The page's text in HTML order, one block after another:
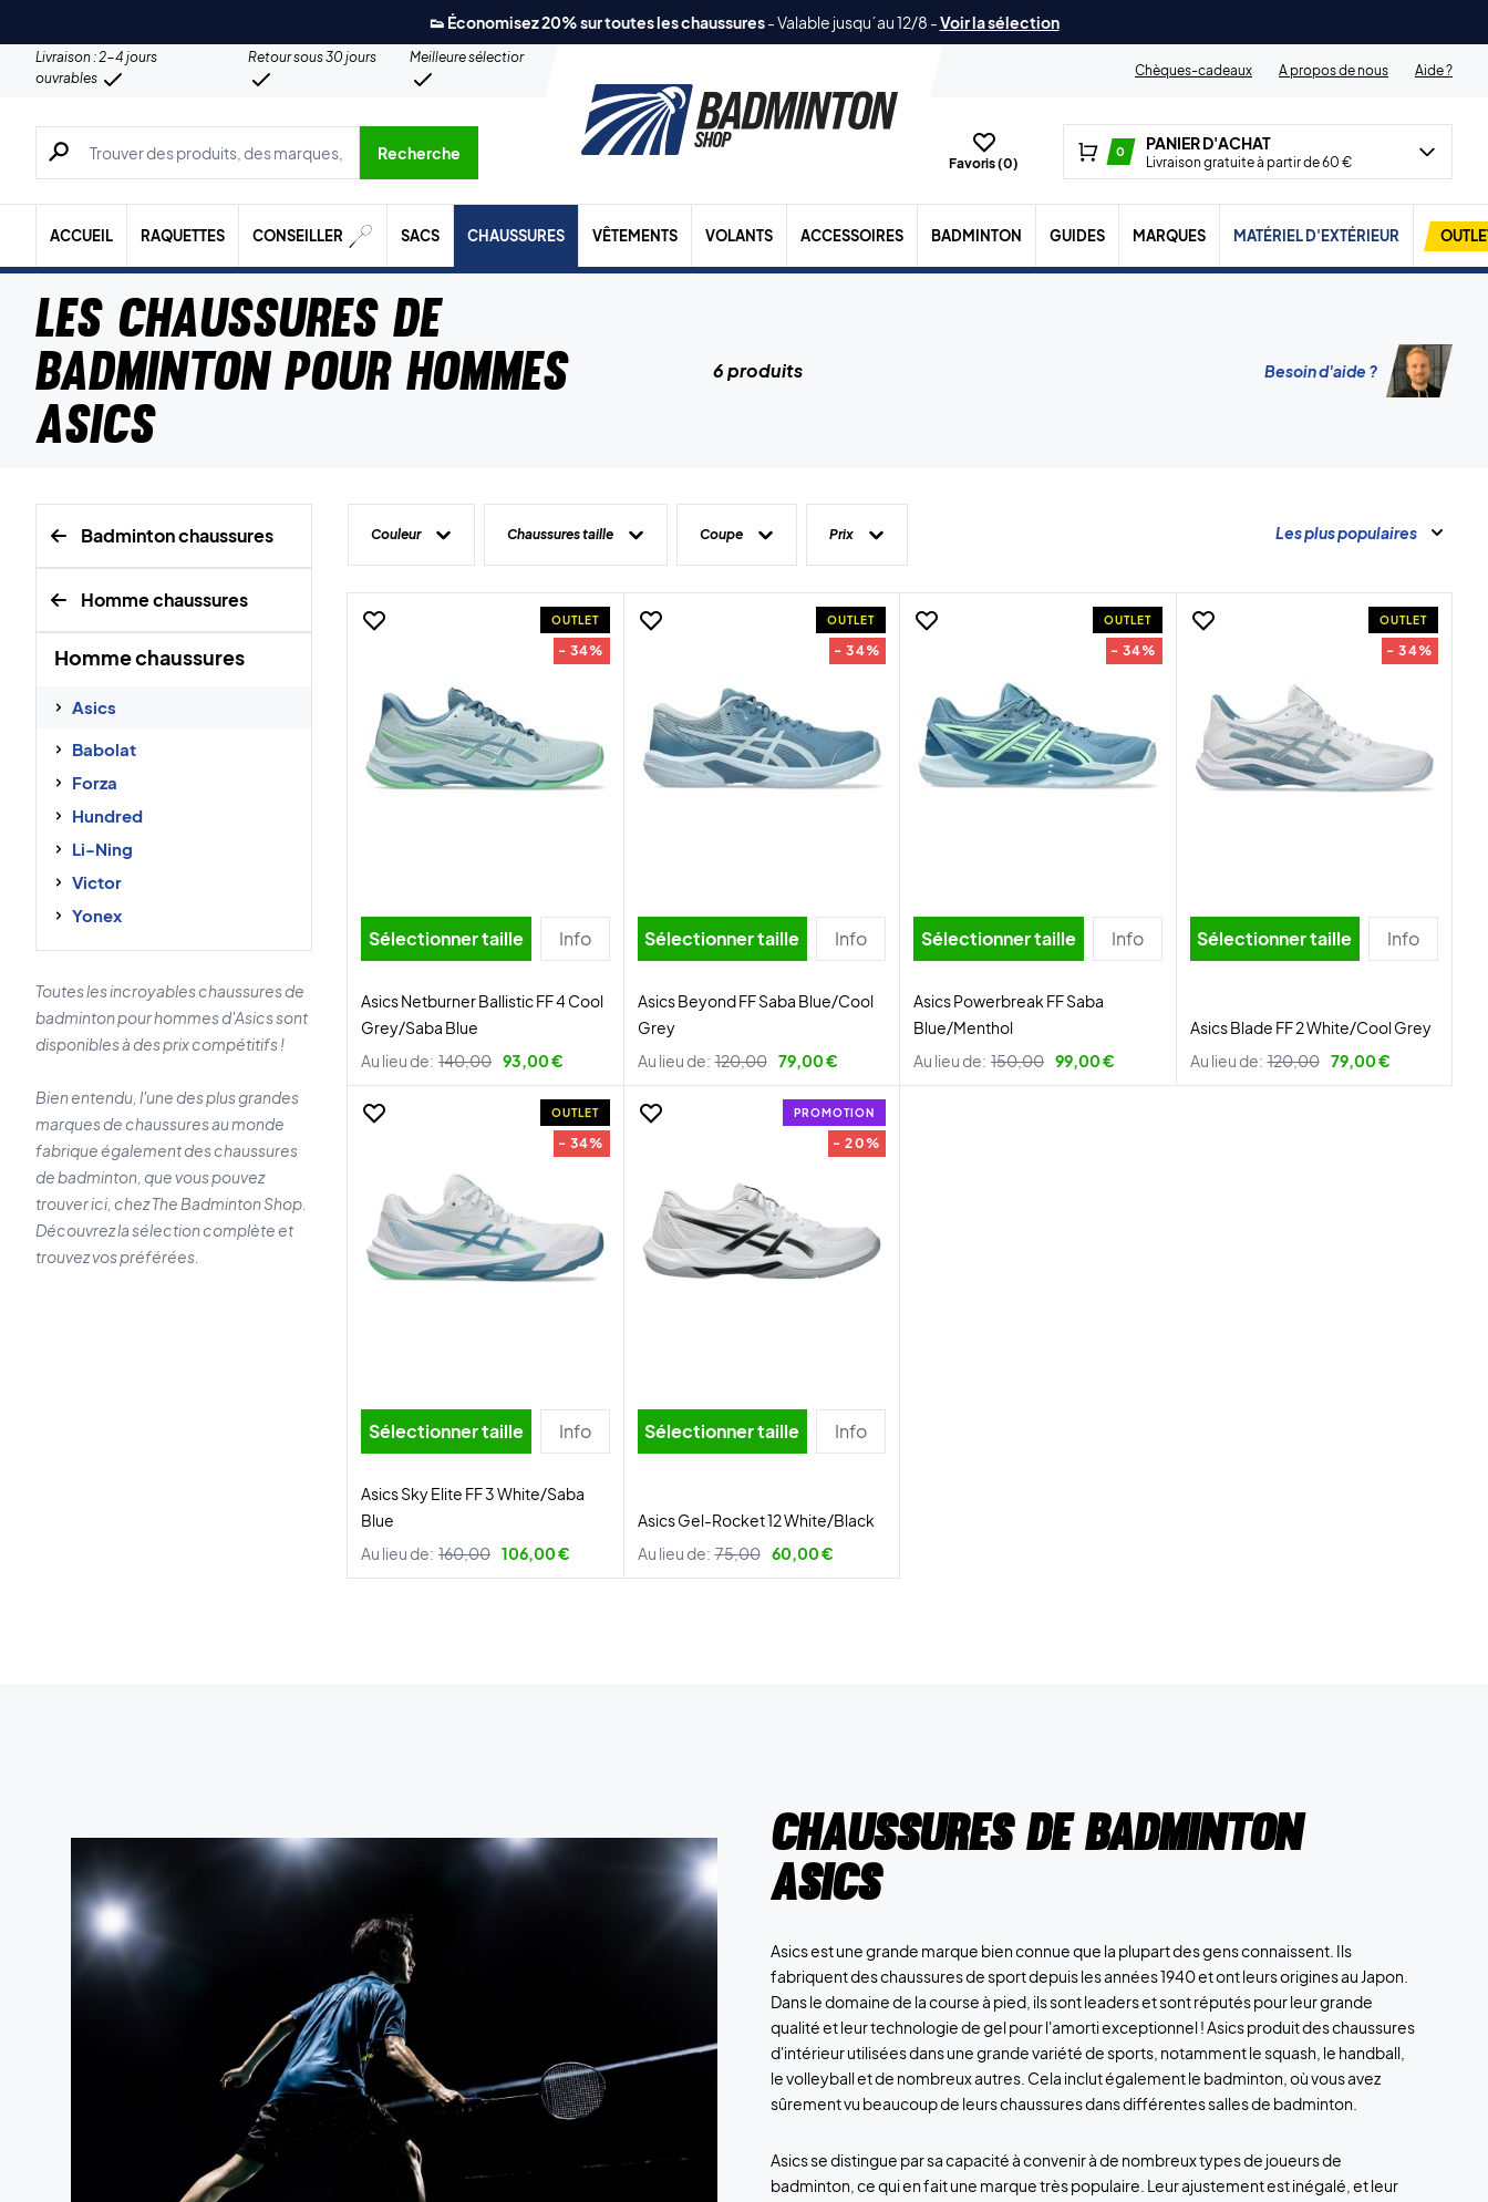
👟 Économisez 20% sur toutes les chaussures-Valable jusqu´au 12/8 -Voir la sélection
Livraison : 2-4 jours
ouvrables
Retour sous 30 jours
Meilleure sélection
Chèques-cadeaux
A propos de nous Aide ?
Recherche de produits, de marques, etc.
Recherche
Favoris (0)
0 PANIER D'ACHAT
Livraison gratuite à partir de 60 €
ACCUEIL RAQUETTES CONSEILLER SACS CHAUSSURES VÊTEMENTS VOLANTS ACCESSOIRES BADMINTON GUIDES MARQUES MATÉRIEL D'EXTÉRIEUR
Les chaussures de
badminton pour hommes
Asics
6 produits Besoin d'aide ?
Badminton chaussures
Homme chaussures
Homme chaussures
Asics
Babolat
Forza
Hundred
Li-Ning
Victor
Yonex
Toutes les incroyables chaussures de
badminton pour hommes d'Asics sont
disponibles à des prix compétitifs !
Bien entendu, l'une des plus grandes
marques de chaussures au monde
fabrique également des chaussures
de badminton, que vous pouvez
trouver ici, chez The Badminton Shop.
Découvrez la sélection complète et
trouvez vos préférées.
Couleur Chaussures taille Coupe Prix Les plus populaires
OUTLET
- 34%
Sélectionner taille Info
Asics Netburner Ballistic FF 4 Cool
Grey/Saba Blue
Au lieu de: 140,00 93,00 €
OUTLET
- 34%
Sélectionner taille Info
Asics Beyond FF Saba Blue/Cool
Grey
Au lieu de: 120,00 79,00 €
OUTLET
- 34%
Sélectionner taille Info
Asics Powerbreak FF Saba
Blue/Menthol
Au lieu de: 150,00 99,00 €
OUTLET
- 34%
Sélectionner taille Info
Asics Blade FF 2 White/Cool Grey
Au lieu de: 120,00 79,00 €
OUTLET
- 34%
Sélectionner taille Info
Asics Sky Elite FF 3 White/Saba
Blue
Au lieu de: 160,00 106,00 €
PROMOTION
- 20%
Sélectionner taille Info
Asics Gel-Rocket 12 White/Black
Au lieu de: 75,00 60,00 €
Chaussures de badminton
Asics
Asics est une grande marque bien connue que la plupart des gens connaissent. Ils
fabriquent des chaussures de sport depuis les années 1940 et ont leurs origines au Japon.
Dans le domaine de la course à pied, ils sont leaders et sont réputés pour leur grande
qualité et leur technologie de gel pour l'amorti exceptionnel ! Asics produit des chaussures
d'intérieur utilisées dans une grande variété de sports, notamment le squash, le handball,
le volleyball et de nombreux autres. Cela inclut également le badminton, où vous avez
sûrement vu beaucoup de leurs chaussures dans différentes salles de badminton.
Asics se distingue par sa capacité à convenir à de nombreux types de joueurs de
badminton, ce qui en fait une marque très populaire. Leur ajustement est inégalé, et leur